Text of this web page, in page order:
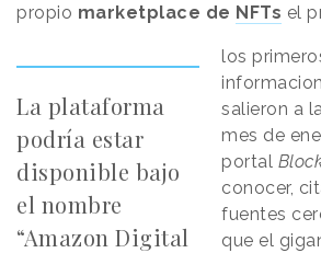
propio marketplace de NFTs el
La plataforma
podría estar
disponible bajo
el nombre
“Amazon Digital
los
salieron a
mes de
portal
conocer,
fuentes
que el